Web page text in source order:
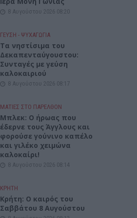
8 Αυγούστου 2026 08:20
ΓΕΎΣΗ - ΨΥΧΑΓΩΓΊΑ
Τα νηστίσιμα του
Δεκαπενταύγουστου:
Συνταγές με γεύση
καλοκαιριού
8 Αυγούστου 2026 08:17
ΜΑΤΙΕΣ ΣΤΟ ΠΑΡΕΛΘΟΝ
Μπλεκ: O ήρωας που
έδερνε τους Άγγλους και
φορούσε γούνινο καπέλο
και γιλέκο χειμώνα
καλοκαίρι!
8 Αυγούστου 2026 08:14
ΚΡΗΤΗ
Κρήτη: O καιρός του
Σαββάτου 8 Αυγούστου